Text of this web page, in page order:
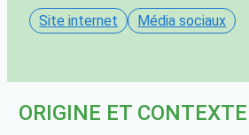
Site internet Média sociaux
ORIGINE ET CONTEXTE